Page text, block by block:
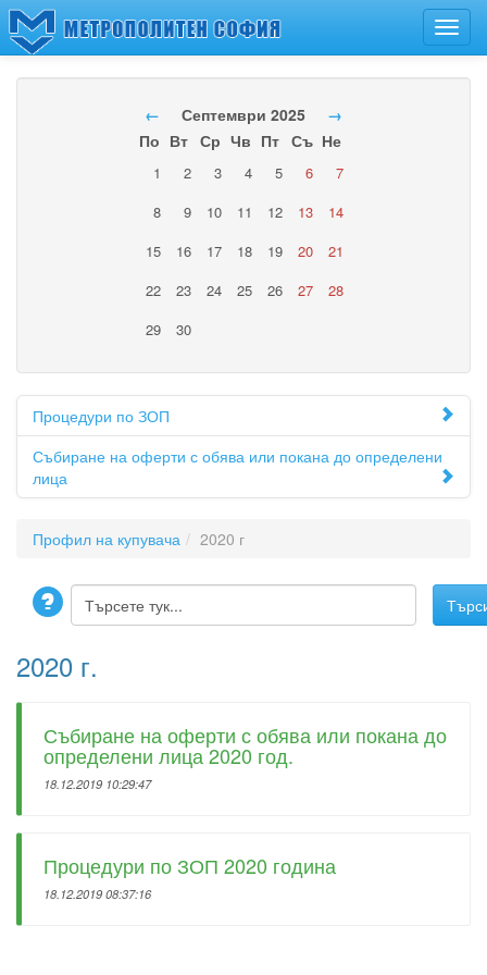
← Септември 2025
→
По Вт Ср Чв Пт Съ Не
1 2 3 4 5 6
7
8
9 10 11 12 13
14
15
16 17 18 19 20
21
22
23 24 25 26 27
28
29
30
Процедури по ЗОП
Събиране на оферти с обява или покана до определени
лица
Профил на купувача 2020 г
2020 г.
Събиране на оферти с обява или покана до
определени лица 2020 год.
18.12.2019 10:29:47
Процедури по ЗОП 2020 година
18.12.2019 08:37:16